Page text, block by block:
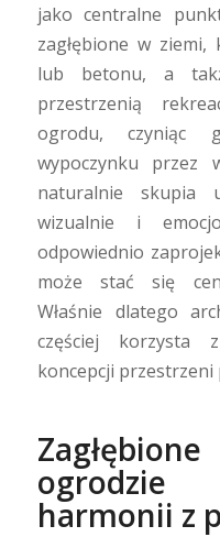
jako centralne
zagłębione w ziemi,
lub betonu, a
przestrzenią
ogrodu, czyniąc
wypoczynku przez
naturalnie skupia
wizualnie i
odpowiednio
może stać się
Właśnie dlatego
częściej korzysta
koncepcji przestrzeni
harmonii z